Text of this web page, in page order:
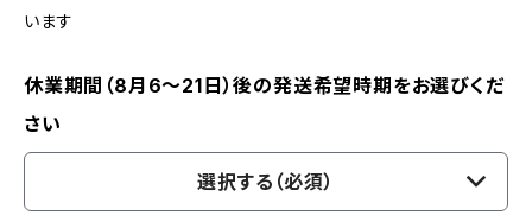
います
休業期間（8月6〜21日）後の発送希望時期をお選びくだ
さい
選択する（必須）